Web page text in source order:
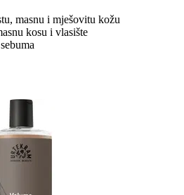
masnu i mješovitu kožu
kosu i vlasište